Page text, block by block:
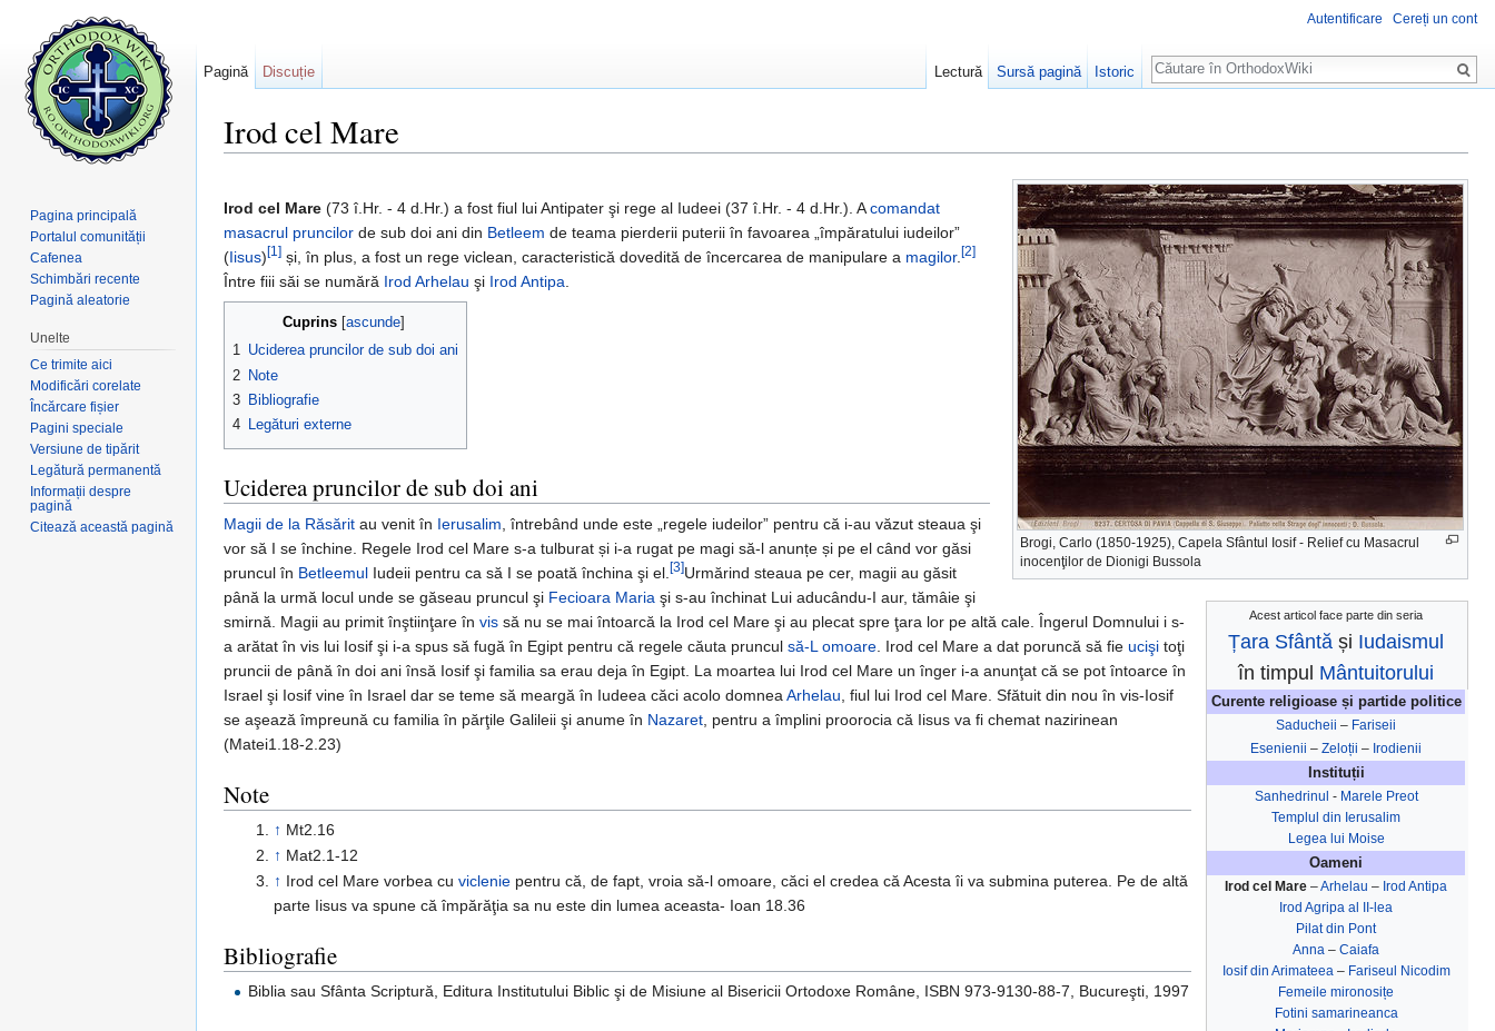
Irod cel Mare
Brogi, Carlo (1850-1925), Capela Sfântul Iosif - Relief cu Masacrul
inocenţilor de Dionigi Bussola
Acest articol face parte din seria
Țara Sfântă și Iudaismul
în timpul Mântuitorului
Curente religioase și partide politice
Saducheii – Fariseii
Esenienii – Zeloții – Irodienii
Instituții
Sanhedrinul - Marele Preot
Templul din Ierusalim
Legea lui Moise
Oameni
Irod cel Mare –Arhelau – Irod Antipa
Irod Agripa al II-lea
Pilat din Pont
Anna – Caiafa
Iosif din Arimateea – Fariseul Nicodim
Femeile mironosițe
Fotini samarineanca
Irod cel Mare (73 î.Hr. - 4 d.Hr.) a fost fiul lui Antipater şi rege al Iudeei (37 î.Hr. - 4 d.Hr.). Acomandat
masacrul pruncilor de sub doi ani din Betleem de teama pierderii puterii în favoarea „împăratului iudeilor”
(Iisus)[1] și, în plus, a fost un rege viclean, caracteristică dovedită de încercarea de manipulare a magilor.[2]
Între fiii săi se numără Irod Arhelau şi Irod Antipa.
Cuprins[ ascunde]
1 Uciderea pruncilor de sub doi ani
2 Note
3 Bibliografie
4 Legături externe
Uciderea pruncilor de sub doi ani
Magii de la Răsărit au venit în Ierusalim, întrebând unde este „regele iudeilor” pentru că i-au văzut steaua şi
vor să I se închine. Regele Irod cel Mare s-a tulburat și i-a rugat pe magi să-l anunțe și pe el când vor găsi
pruncul în Betleemul Iudeii pentru ca să I se poată închina şi el.[3]Urmărind steaua pe cer, magii au găsit
până la urmă locul unde se găseau pruncul şi Fecioara Maria şi s-au închinat Lui aducându-I aur, tămâie şi
smirnă. Magii au primit înştiinţare în vis să nu se mai întoarcă la Irod cel Mare şi au plecat spre ţara lor pe altă cale. Îngerul Domnului i s-
a arătat în vis lui Iosif şi i-a spus să fugă în Egipt pentru că regele căuta pruncul să-L omoare. Irod cel Mare a dat poruncă să fie ucişi toţi
pruncii de până în doi ani însă Iosif şi familia sa erau deja în Egipt. La moartea lui Irod cel Mare un înger i-a anunţat că se pot întoarce în
Israel şi Iosif vine în Israel dar se teme să meargă în Iudeea căci acolo domneaArhelau, fiul lui Irod cel Mare. Sfătuit din nou în vis-Iosif
se aşează împreună cu familia în părţile Galileii şi anume în Nazaret, pentru a împlini proorocia că Iisus va fi chemat nazirinean
(Matei1.18-2.23)
Note
↑ Mt2.16
↑ Mat2.1-12
↑ Irod cel Mare vorbea cu vicleniepentru că, de fapt, vroia să-l omoare, căci el credea că Acesta îi va submina puterea. Pe de altă
parte Iisus va spune că împărăţia sa nu este din lumea aceasta- Ioan 18.36
Bibliografie
Biblia sau Sfânta Scriptură, Editura Institutului Biblic şi de Misiune al Bisericii Ortodoxe Române, ISBN 973-9130-88-7, Bucureşti, 1997
Autentificare Cereți un cont
Pagină Discuție Lectură Sursă pagină Istoric
Căutare
Pagina principală
Portalul comunității
Cafenea
Schimbări recente
Pagină aleatorie
Unelte
Ce trimite aici
Modificări corelate
Încărcare fișier
Pagini speciale
Versiune de tipărit
Legătură permanentă
Informații despre
pagină
Citează această pagină